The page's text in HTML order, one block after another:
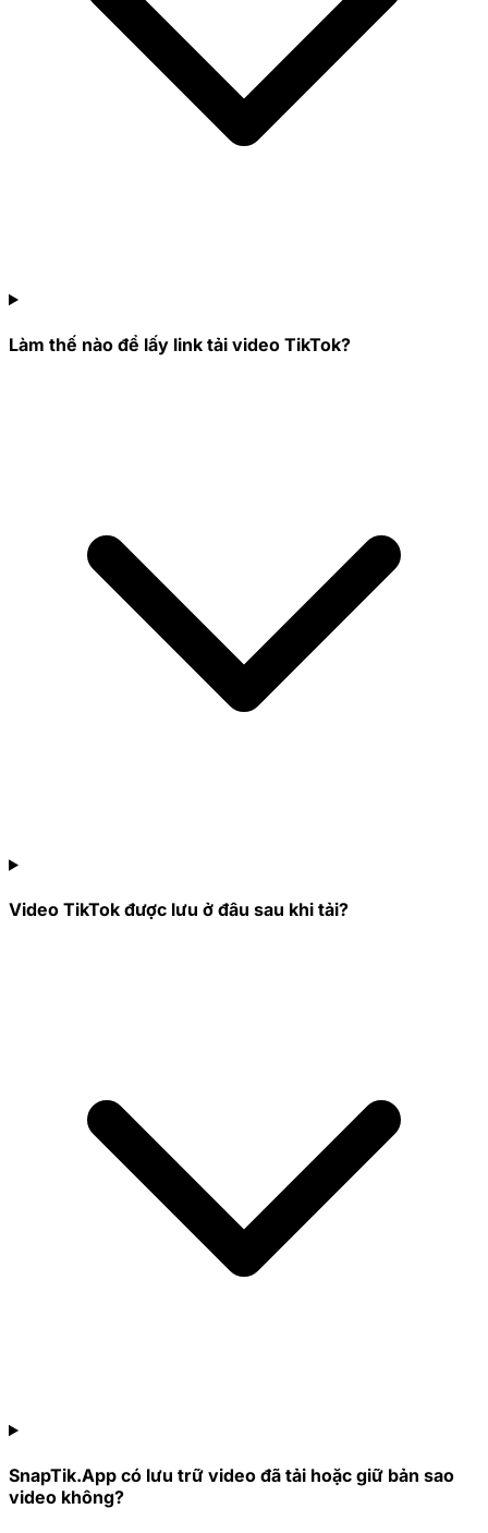
Làm thế nào để lấy link tải video TikTok?
Video TikTok được lưu ở đâu sau khi tải?
SnapTik.App có lưu trữ video đã tải hoặc giữ bản sao
video không?